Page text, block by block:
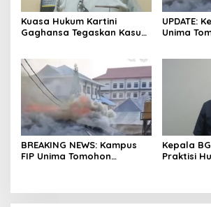
Kuasa Hukum Kartini
Gaghansa Tegaskan Kasus
UPDATE:
Unima
BREAKING NEWS: Kampus
FIP Unima Tomohon
Kepala
Praktisi